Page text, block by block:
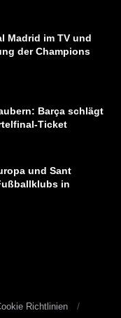
Madrid im TV und
der Champions
Barça schlägt
Ticket
und Sant
in
Richtlinien